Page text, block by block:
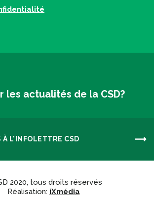
les actualités de la CSD?
L'INFOLETTRE CSD
2020, tous droits réservés
Réalisation: iXmédia